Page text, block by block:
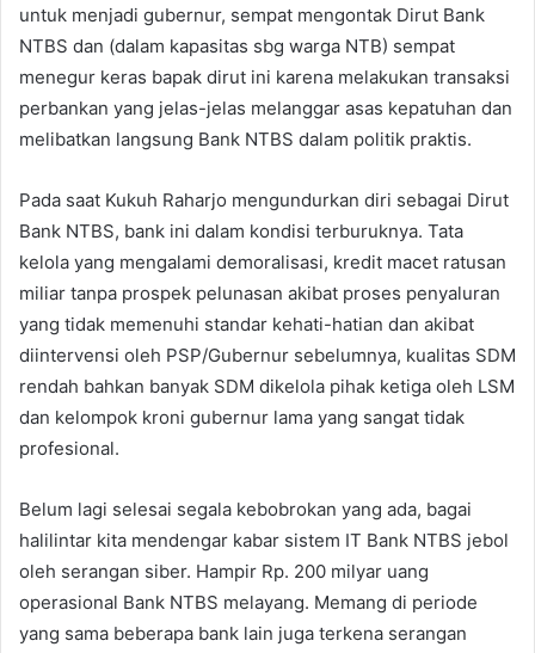
untuk menjadi gubernur, sempat mengontak Dirut Bank
NTBS dan (dalam kapasitas sbg warga NTB) sempat
menegur keras bapak dirut ini karena melakukan transaksi
perbankan yang jelas-jelas melanggar asas kepatuhan dan
melibatkan langsung Bank NTBS dalam politik praktis.
Pada saat Kukuh Raharjo mengundurkan diri sebagai Dirut
Bank NTBS, bank ini dalam kondisi terburuknya. Tata
kelola yang mengalami demoralisasi, kredit macet ratusan
miliar tanpa prospek pelunasan akibat proses penyaluran
yang tidak memenuhi standar kehati-hatian dan akibat
diintervensi oleh PSP/Gubernur sebelumnya, kualitas SDM
rendah bahkan banyak SDM dikelola pihak ketiga oleh LSM
dan kelompok kroni gubernur lama yang sangat tidak
profesional.
Belum lagi selesai segala kebobrokan yang ada, bagai
halilintar kita mendengar kabar sistem IT Bank NTBS jebol
oleh serangan siber. Hampir Rp. 200 milyar uang
operasional Bank NTBS melayang. Memang di periode
yang sama beberapa bank lain juga terkena serangan